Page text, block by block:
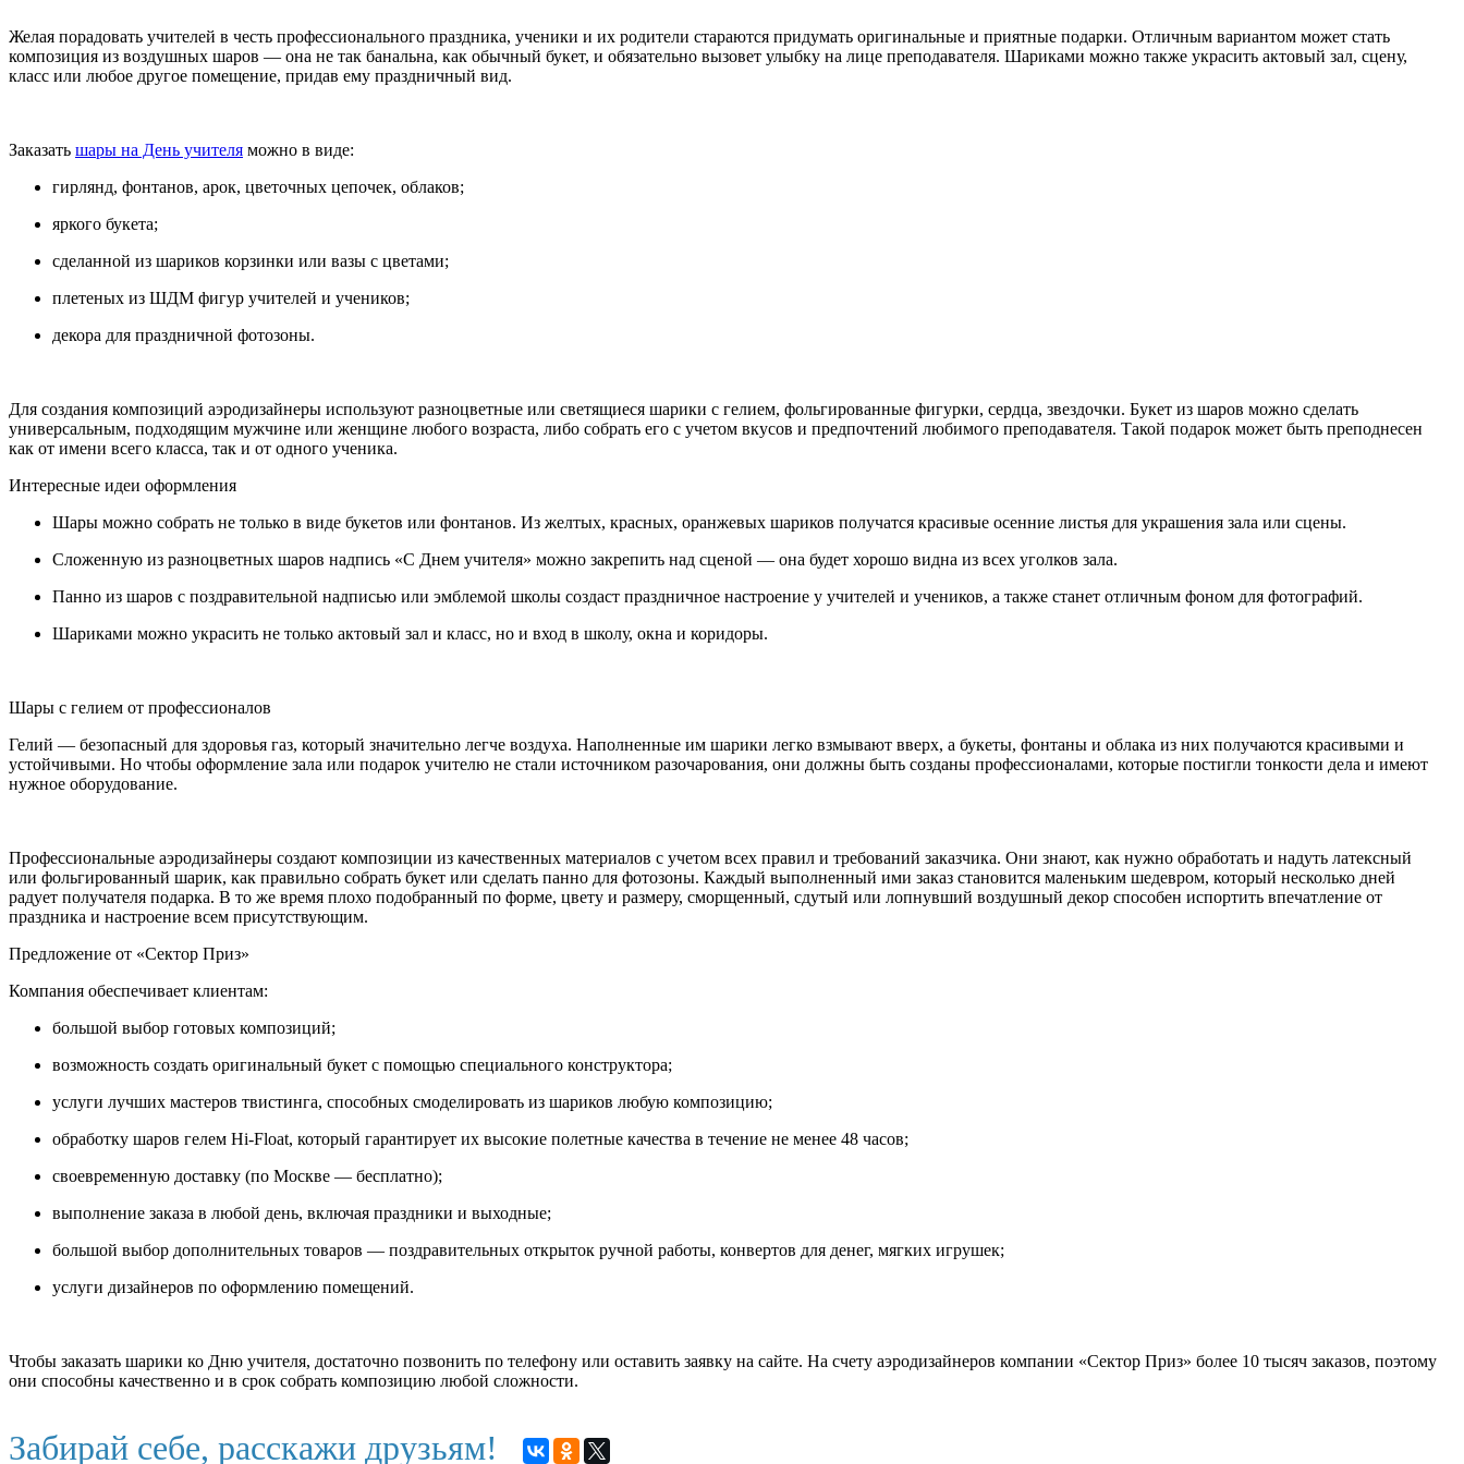
Желая порадовать учителей в честь профессионального праздника, ученики и их родители стараются придумать оригинальные и приятные подарки. Отличным вариантом может стать
композиция из воздушных шаров — она не так банальна, как обычный букет, и обязательно вызовет улыбку на лице преподавателя. Шариками можно также украсить актовый зал, сцену,
класс или любое другое помещение, придав ему праздничный вид.
Заказать шары на День учителя можно в виде:
гирлянд, фонтанов, арок, цветочных цепочек, облаков;
яркого букета;
сделанной из шариков корзинки или вазы с цветами;
плетеных из ШДМ фигур учителей и учеников;
декора для праздничной фотозоны.
Для создания композиций аэродизайнеры используют разноцветные или светящиеся шарики с гелием, фольгированные фигурки, сердца, звездочки. Букет из шаров можно сделать
универсальным, подходящим мужчине или женщине любого возраста, либо собрать его с учетом вкусов и предпочтений любимого преподавателя. Такой подарок может быть преподнесен
как от имени всего класса, так и от одного ученика.
Интересные идеи оформления
Шары можно собрать не только в виде букетов или фонтанов. Из желтых, красных, оранжевых шариков получатся красивые осенние листья для украшения зала или сцены.
Сложенную из разноцветных шаров надпись «С Днем учителя» можно закрепить над сценой — она будет хорошо видна из всех уголков зала.
Панно из шаров с поздравительной надписью или эмблемой школы создаст праздничное настроение у учителей и учеников, а также станет отличным фоном для фотографий.
Шариками можно украсить не только актовый зал и класс, но и вход в школу, окна и коридоры.
Шары с гелием от профессионалов
Гелий — безопасный для здоровья газ, который значительно легче воздуха. Наполненные им шарики легко взмывают вверх, а букеты, фонтаны и облака из них получаются красивыми и
устойчивыми. Но чтобы оформление зала или подарок учителю не стали источником разочарования, они должны быть созданы профессионалами, которые постигли тонкости дела и имеют
нужное оборудование.
Профессиональные аэродизайнеры создают композиции из качественных материалов с учетом всех правил и требований заказчика. Они знают, как нужно обработать и надуть латексный
или фольгированный шарик, как правильно собрать букет или сделать панно для фотозоны. Каждый выполненный ими заказ становится маленьким шедевром, который несколько дней
радует получателя подарка. В то же время плохо подобранный по форме, цвету и размеру, сморщенный, сдутый или лопнувший воздушный декор способен испортить впечатление от
праздника и настроение всем присутствующим.
Предложение от «Сектор Приз»
Компания обеспечивает клиентам:
большой выбор готовых композиций;
возможность создать оригинальный букет с помощью специального конструктора;
услуги лучших мастеров твистинга, способных смоделировать из шариков любую композицию;
обработку шаров гелем Hi-Float, который гарантирует их высокие полетные качества в течение не менее 48 часов;
своевременную доставку (по Москве — бесплатно);
выполнение заказа в любой день, включая праздники и выходные;
большой выбор дополнительных товаров — поздравительных открыток ручной работы, конвертов для денег, мягких игрушек;
услуги дизайнеров по оформлению помещений.
Чтобы заказать шарики ко Дню учителя, достаточно позвонить по телефону или оставить заявку на сайте. На счету аэродизайнеров компании «Сектор Приз» более 10 тысяч заказов, поэтому
они способны качественно и в срок собрать композицию любой сложности.
Забирай себе, расскажи друзьям!